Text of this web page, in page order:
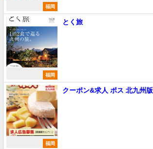
福岡
福岡
とく旅
福岡
クーポン&求人 ポス 北九州版